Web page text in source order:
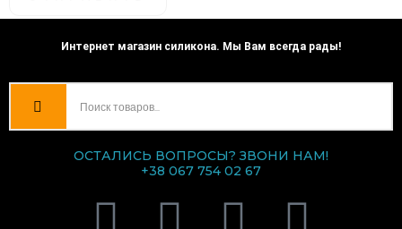
Интернет магазин силикона. Мы Вам всегда рады!
ОСТАЛИСЬ ВОПРОСЫ? ЗВОНИ НАМ!
+38 067 754 02 67
V T I F